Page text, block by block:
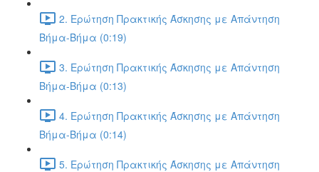
2. Ερώτηση Πρακτικής Άσκησης με Απάντηση
Βήμα-Βήμα (0:19)
3. Ερώτηση Πρακτικής Άσκησης με Απάντηση
Βήμα-Βήμα (0:13)
4. Ερώτηση Πρακτικής Άσκησης με Απάντηση
Βήμα-Βήμα (0:14)
5. Ερώτηση Πρακτικής Άσκησης με Απάντηση